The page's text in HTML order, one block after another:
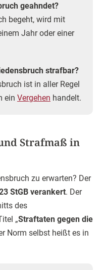
geahndet?
begeht, wird mit
Jahr oder einer
strafbar?
ist in aller Regel
ein Vergehen handelt.
Strafmaß in
zu erwarten? Der
StGB verankert. Der
des
„Straftaten gegen die
Norm selbst heißt es in